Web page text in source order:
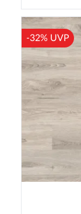
-32% UVP